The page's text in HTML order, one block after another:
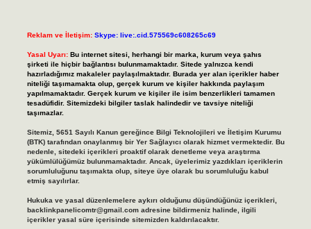
Reklam ve İletişim: Skype: live:.cid.575569c608265c69
Yasal Uyarı: Bu internet sitesi, herhangi bir marka, kurum veya şahıs
şirketi ile hiçbir bağlantısı bulunmamaktadır. Sitede yalnızca kendi
hazırladığımız makaleler paylaşılmaktadır. Burada yer alan içerikler haber
niteliği taşımamakta olup, gerçek kurum ve kişiler hakkında paylaşım
yapılmamaktadır. Gerçek kurum ve kişiler ile isim benzerlikleri tamamen
tesadüfidir. Sitemizdeki bilgiler taslak halindedir ve tavsiye niteliği
taşımazlar.
Sitemiz, 5651 Sayılı Kanun gereğince Bilgi Teknolojileri ve İletişim Kurumu
(BTK) tarafından onaylanmış bir Yer Sağlayıcı olarak hizmet vermektedir. Bu
nedenle, sitedeki içerikleri proaktif olarak denetleme veya araştırma
yükümlülüğümüz bulunmamaktadır. Ancak, üyelerimiz yazdıkları içeriklerin
sorumluluğunu taşımakta olup, siteye üye olarak bu sorumluluğu kabul
etmiş sayılırlar.
Hukuka ve yasal düzenlemelere aykırı olduğunu düşündüğünüz içerikleri,
backlinkpanelicomtr@gmail.comadresine bildirmeniz halinde, ilgili
içerikler yasal süre içerisinde sitemizden kaldırılacaktır.